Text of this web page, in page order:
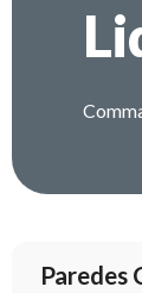
Paredes